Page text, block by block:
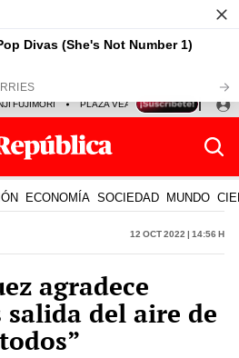
FUJIMORI PLAZA VEA FERIADOS
ECONOMÍA SOCIEDAD MUNDO
12 Oct 2022 | 14:56 h
agradece
del aire de